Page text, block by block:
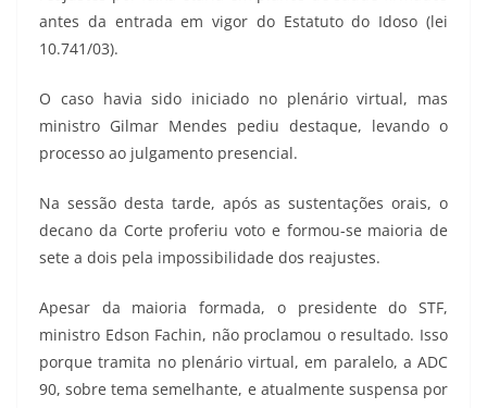
antes da entrada em vigor do Estatuto do Idoso (lei
10.741/03).
O caso havia sido iniciado no plenário virtual, mas
ministro Gilmar Mendes pediu destaque, levando o
processo ao julgamento presencial.
Na sessão desta tarde, após as sustentações orais, o
decano da Corte proferiu voto e formou-se maioria de
sete a dois pela impossibilidade dos reajustes.
Apesar da maioria formada, o presidente do STF,
ministro Edson Fachin, não proclamou o resultado. Isso
porque tramita no plenário virtual, em paralelo, a ADC
90, sobre tema semelhante, e atualmente suspensa por